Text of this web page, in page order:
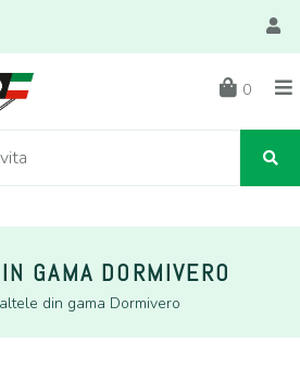
0
GAMA DORMIVERO
din gama Dormivero